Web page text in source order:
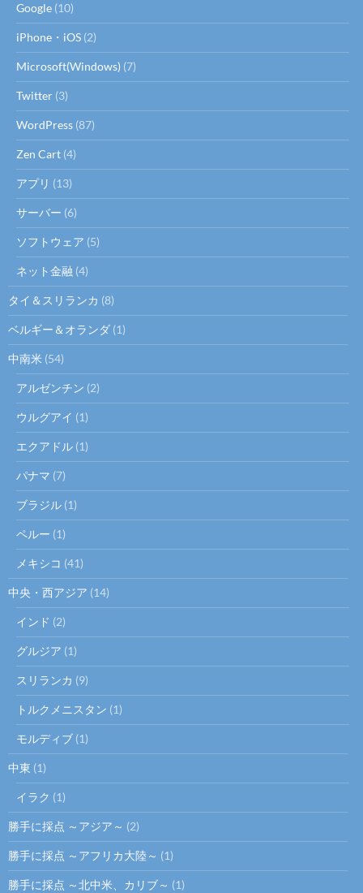
Google (10)
iPhone・iOS (2)
Microsoft(Windows) (7)
Twitter (3)
WordPress (87)
Zen Cart (4)
アプリ (13)
サーバー (6)
ソフトウェア (5)
ネット金融 (4)
タイ＆スリランカ (8)
ベルギー＆オランダ (1)
中南米 (54)
アルゼンチン (2)
ウルグアイ (1)
エクアドル (1)
パナマ (7)
ブラジル (1)
ペルー (1)
メキシコ (41)
中央・西アジア (14)
インド (2)
グルジア (1)
スリランカ (9)
トルクメニスタン (1)
モルディブ (1)
中東 (1)
イラク (1)
勝手に採点 ～アジア～ (2)
勝手に採点 ～アフリカ大陸～ (1)
勝手に採点 ～北中米、カリブ～ (1)